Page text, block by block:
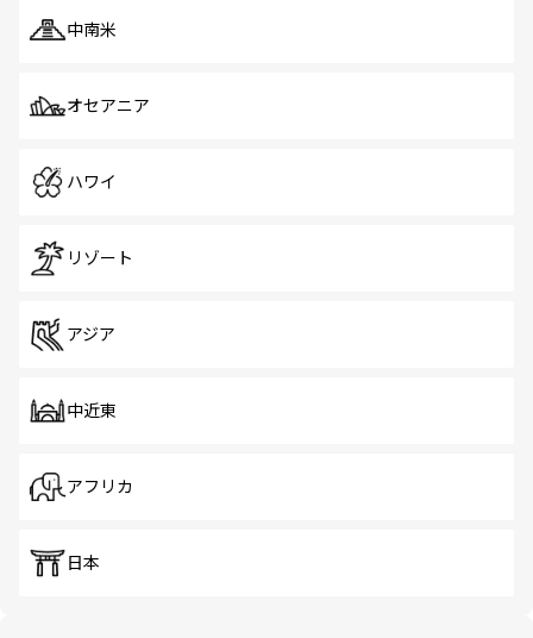
中南米
オセアニア
ハワイ
リゾート
アジア
中近東
アフリカ
日本